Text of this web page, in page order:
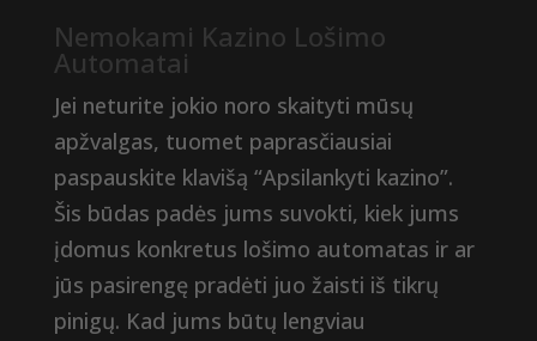
Nemokami Kazino Lošimo
Automatai
Jei neturite jokio noro skaityti mūsų
apžvalgas, tuomet paprasčiausiai
paspauskite klavišą “Apsilankyti kazino”.
Šis būdas padės jums suvokti, kiek jums
įdomus konkretus lošimo automatas ir ar
jūs pasirengę pradėti juo žaisti iš tikrų
pinigų. Kad jums būtų lengviau